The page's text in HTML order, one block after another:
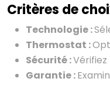
Critères de
Technologie :
Thermostat :
Sécurité :
Garantie :